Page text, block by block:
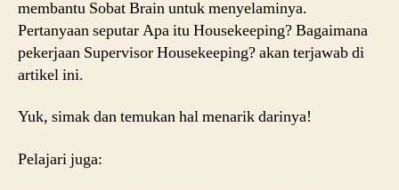
membantu Sobat Brain untuk menyelaminya.
Pertanyaan seputar Apa itu Housekeeping? Bagaimana
pekerjaan Supervisor Housekeeping? akan terjawab di
artikel ini.
Yuk, simak dan temukan hal menarik darinya!
Pelajari juga: